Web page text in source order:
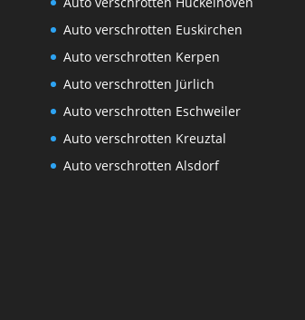
Auto verschrotten Euskirchen
Auto verschrotten Kerpen
Auto verschrotten Jürlich
Auto verschrotten Eschweiler
Auto verschrotten Kreuztal
Auto verschrotten Alsdorf